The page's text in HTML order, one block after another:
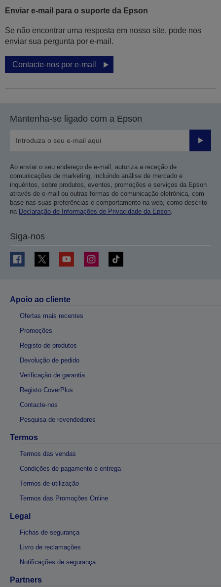
Enviar e-mail para o suporte da Epson
Se não encontrar uma resposta em nosso site, pode nos
enviar sua pergunta por e-mail.
Contacte-nos por e-mail
Mantenha-se ligado com a Epson
Enviar
Ao enviar o seu endereço de e-mail, autoriza a receção de
comunicações de marketing, incluindo análise de mercado e
inquéritos, sobre produtos, eventos, promoções e serviços da Epson
através de e-mail ou outras formas de comunicação eletrónica, com
base nas suas preferências e comportamento na web, como descrito
na Declaração de Informações de Privacidade da Epson.
Siga-nos
Apoio ao cliente
Ofertas mais recentes
Promoções
Registo de produtos
Devolução de pedido
Verificação de garantia
Registo CoverPlus
Contacte-nos
Pesquisa de revendedores
Termos
Termos das vendas
Condições de pagamento e entrega
Termos de utilização
Termos das Promoções Online
Legal
Fichas de segurança
Livro de reclamações
Notificações de segurança
Partners